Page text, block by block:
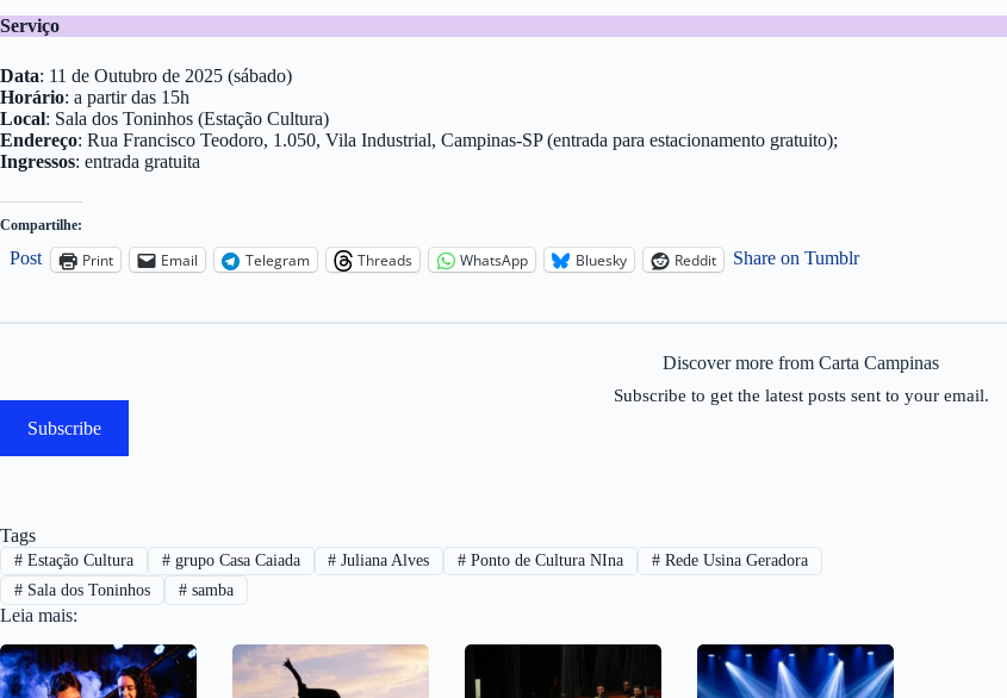
Serviço
Data: 11 de Outubro de 2025 (sábado)
Horário: a partir das 15h
Local: Sala dos Toninhos (Estação Cultura)
Endereço: Rua Francisco Teodoro, 1.050, Vila Industrial, Campinas-SP (entrada para estacionamento gratuito);
Ingressos: entrada gratuita
Compartilhe:
Post Print Email Telegram Threads WhatsApp Bluesky Reddit Share on Tumblr
Discover more from Carta Campinas
Subscribe to get the latest posts sent to your email.
Subscribe
Tags
#Estação Cultura #grupo Casa Caiada # Juliana Alves # Ponto de Cultura NIna # Rede Usina Geradora
#Sala dos Toninhos #samba
Leia mais: